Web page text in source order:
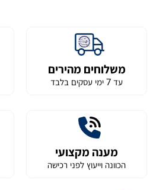
משלוחים מהירים
עד 7 ימי עסקים בלבד
מענה מקצועי
הכוונה וייעוץ לפני רכישה